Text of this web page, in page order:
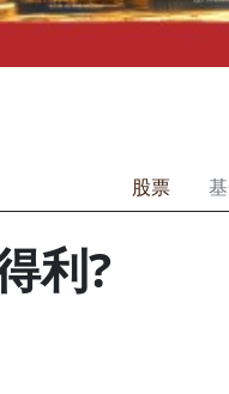
股票
利?